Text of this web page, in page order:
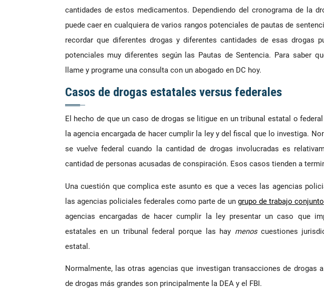
cantidades de estos medicamentos. Dependiendo del cronograma de la
puede caer en cualquiera de varios rangos potenciales de pautas de
recordar que diferentes drogas y diferentes cantidades de esas drogas
potenciales muy diferentes según las Pautas de Sentencia. Para saber
llame y programe una consulta con un abogado en DC hoy.
Casos de drogas estatales versus federales
El hecho de que un caso de drogas se litigue en un tribunal estatal o
la agencia encargada de hacer cumplir la ley y del fiscal que lo investiga.
se vuelve federal cuando la cantidad de drogas involucradas es
cantidad de personas acusadas de conspiración. Esos casos tienden a
Una cuestión que complica este asunto es que a veces las agencias
las agencias policiales federales como parte de un grupo de trabajo conjunto
agencias encargadas de hacer cumplir la ley presentar un caso que
estatales en un tribunal federal porque las hay menoscuestiones
estatal.
Normalmente, las otras agencias que investigan transacciones de drogas
de drogas más grandes son principalmente la DEA y el FBI.